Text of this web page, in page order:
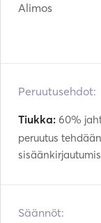
Alimos
Peruutusehdot:
Tiukka: 60%
peruutus
Säännöt: